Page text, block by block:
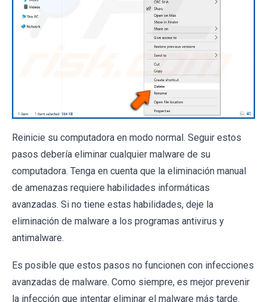
Reinicie su computadora en modo normal. Seguir estos
pasos debería eliminar cualquier malware de su
computadora. Tenga en cuenta que la eliminación manual
de amenazas requiere habilidades informáticas
avanzadas. Si no tiene estas habilidades, deje la
eliminación de malware a los programas antivirus y
antimalware.
Es posible que estos pasos no funcionen con infecciones
avanzadas de malware. Como siempre, es mejor prevenir
la infección que intentar eliminar el malware más tarde.